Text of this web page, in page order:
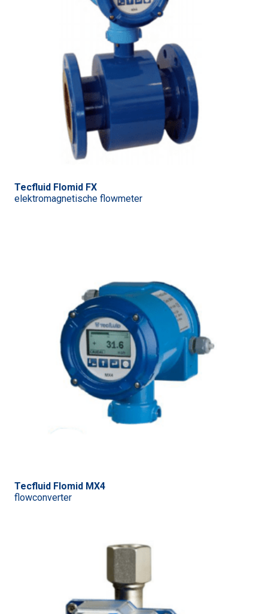
Tecfluid Flomid FX
elektromagnetische flowmeter
Tecfluid Flomid MX4
flowconverter